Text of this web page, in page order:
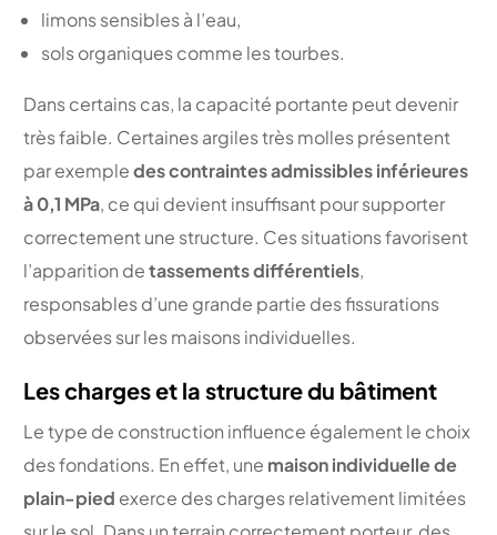
limons sensibles à l’eau,
sols organiques comme les tourbes.
Dans certains cas, la capacité portante peut devenir
très faible. Certaines argiles très molles présentent
par exempledes contraintes admissibles inférieures
à 0,1 MPa, ce qui devient insuffisant pour supporter
correctement une structure. Ces situations favorisent
l’apparition detassements différentiels,
responsables d’une grande partie des fissurations
observées sur les maisons individuelles.
Les charges et la structure du bâtiment
Le type de construction influence également le choix
des fondations. En effet, une maison individuelle de
plain-pied exerce des charges relativement limitées